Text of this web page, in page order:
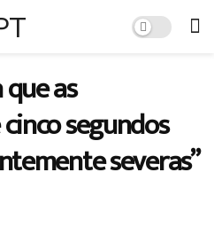
as
segundos
severas”